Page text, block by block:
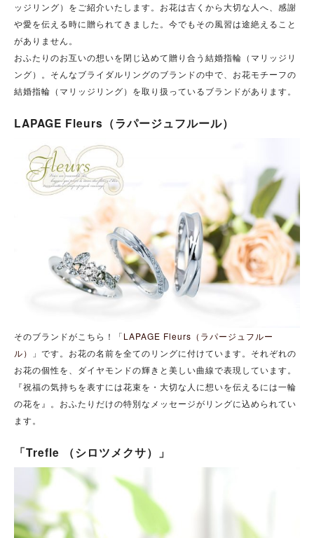
ッジリング）をご紹介いたします。お花は古くから大切な人へ、感謝
や愛を伝える時に贈られてきました。今でもその風習は途絶えること
がありません。
おふたりのお互いの想いを閉じ込めて贈り合う結婚指輪（マリッジリ
ング）。そんなブライダルリングのブランドの中で、お花モチーフの
結婚指輪（マリッジリング）を取り扱っているブランドがあります。
LAPAGE Fleurs（ラパージュフルール）
そのブランドがこちら！「LAPAGE Fleurs（ラパージュフルー
ル）
」です。お花の名前を全てのリングに付けています。それぞれの
お花の個性を、ダイヤモンドの輝きと美しい曲線で表現しています。
『祝福の気持ちを表すには花束を・大切な人に想いを伝えるには一輪
の花を』。おふたりだけの特別なメッセージがリングに込められてい
ます。
「Trefle （シロツメクサ）」